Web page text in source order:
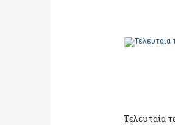
Τελευταία